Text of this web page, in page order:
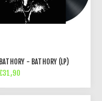
BATHORY - BATHORY (LP)